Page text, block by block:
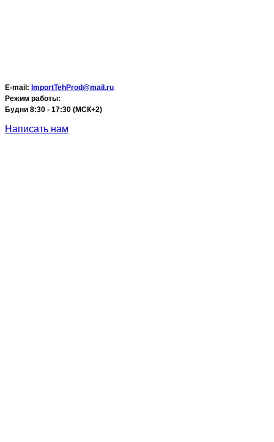
E-mail: ImportTehProd@mail.ru
Режим работы:
Будни 8:30 - 17:30 (МСК+2)
Написать нам